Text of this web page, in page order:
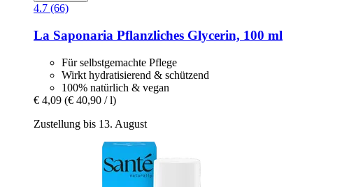
4.7 (66)
La Saponaria Pflanzliches Glycerin, 100 ml
Für selbstgemachte Pflege
Wirkt hydratisierend & schützend
100% natürlich & vegan
€ 4,09 (€ 40,90 / l)
Zustellung bis 13. August